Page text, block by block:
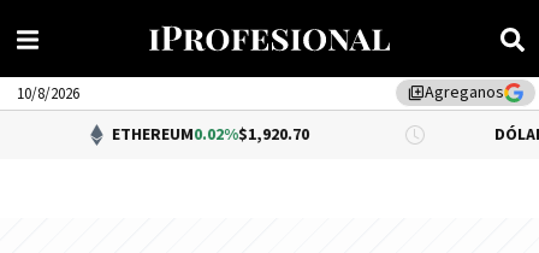
library_addAgreganos
10/8/2026
ETHEREUM 0.02%$1,920.70 DÓLAR BNA